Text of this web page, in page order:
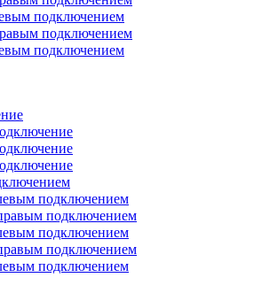
подключением
подключением
подключением
подключением
подключением
подключением
подключением
подключением